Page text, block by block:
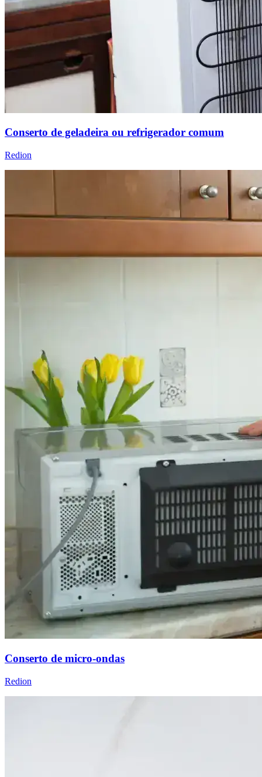
Conserto de geladeira ou refrigerador comum
Redion
Conserto de micro-ondas
Redion